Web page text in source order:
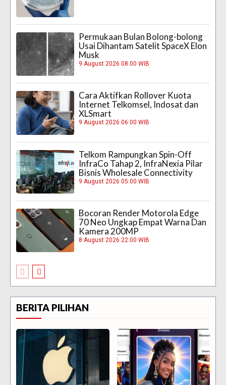
Permukaan Bulan Bolong-bolong
Usai Dihantam Satelit SpaceX Elon
Musk
9 August 2026 08:00 WIB
Cara Aktifkan Rollover Kuota
Internet Telkomsel, Indosat dan
XLSmart
9 August 2026 06:00 WIB
Telkom Rampungkan Spin-Off
InfraCo Tahap 2, InfraNexia Pilar
Bisnis Wholesale Connectivity
9 August 2026 05:00 WIB
Bocoran Render Motorola Edge
70 Neo Ungkap Empat Warna Dan
Kamera 200MP
8 August 2026 22:00 WIB
BERITA PILIHAN